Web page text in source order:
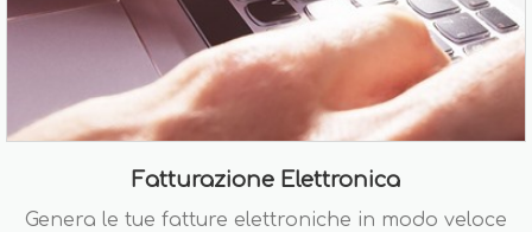
Fatturazione Elettronica
Genera le tue fatture elettroniche in modo veloce